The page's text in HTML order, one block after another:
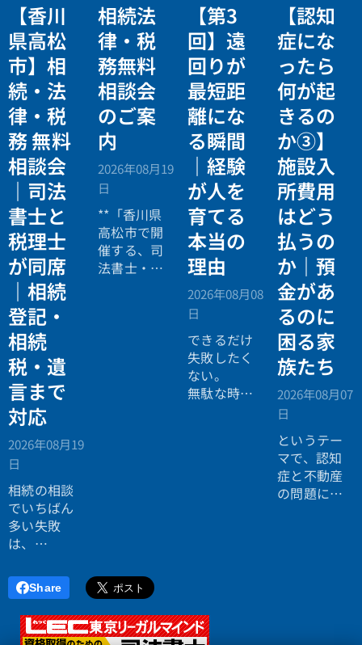
【香川
県高松
市】相
続・法
律・税
務 無料
相談会
｜司法
書士と
税理士
が同席
｜相続
登記・
相続
税・遺
言まで
対応
2026年08月19
日
相続の相談
でいちばん
多い失敗
は、
行ったら登
記の話がで
きず、司法
書士に行っ
相続法
律・税
務無料
相談会
のご案
内
2026年08月19
日
**「香川県
高松市で開
催する、司
法書士・税
【第3
回】遠
回りが
最短距
離にな
る瞬間
｜経験
が人を
育てる
本当の
理由
2026年08月08
日
できるだけ
失敗したく
ない。
無駄な時間
【認知
症にな
ったら
何が起
きるの
か③】
施設入
所費用
はどう
払うの
か｜預
金があ
るのに
困る家
族たち
2026年08月07
日
というテー
マで、認知
症と不動産
の問題につ
Share